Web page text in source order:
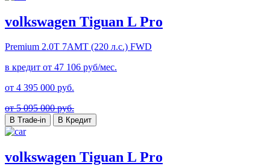
volkswagen Tiguan L Pro
Premium 2.0T 7AMT (220 л.с.) FWD
в кредит от 47 106 руб/мес.
от 4 395 000 руб.
от 5 095 000 руб.
В Trade-in В Кредит
volkswagen Tiguan L Pro